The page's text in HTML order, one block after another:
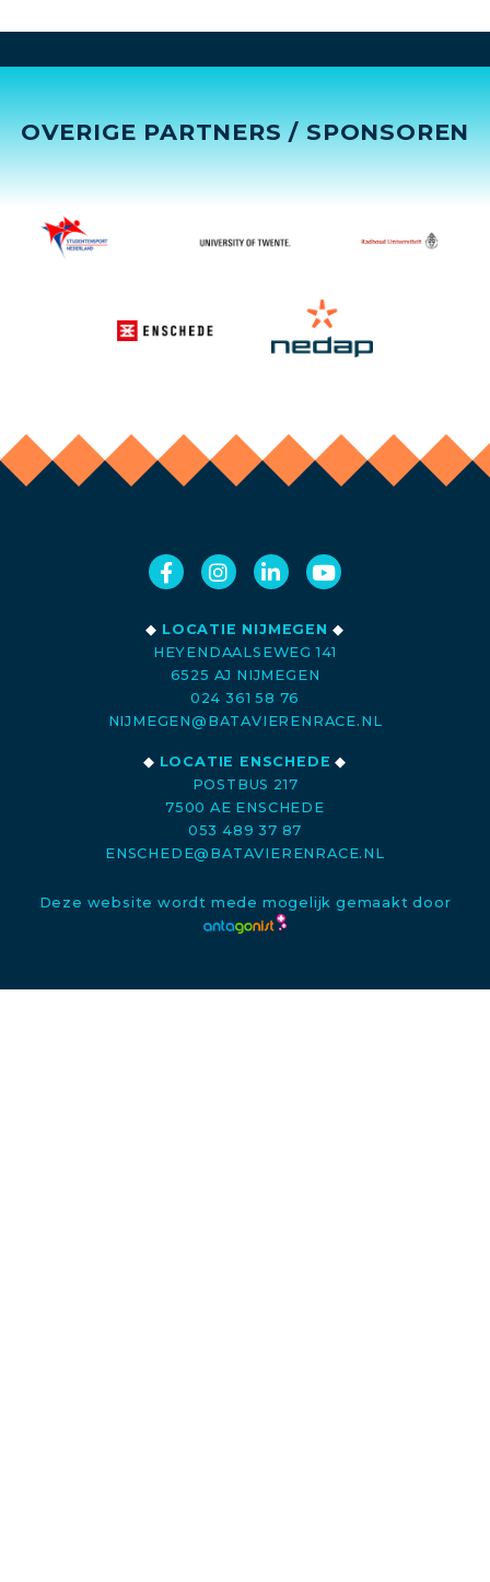
OVERIGE PARTNERS / SPONSOREN
◆ LOCATIE NIJMEGEN ◆
HEYENDAALSEWEG 141
6525 AJ NIJMEGEN
024 361 58 76
NIJMEGEN@BATAVIERENRACE.NL
◆ LOCATIE ENSCHEDE ◆
POSTBUS 217
7500 AE ENSCHEDE
053 489 37 87
ENSCHEDE@BATAVIERENRACE.NL
Deze website wordt mede mogelijk gemaakt door